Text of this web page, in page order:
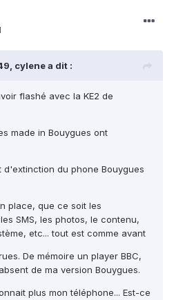
cylene a dit :
flashé avec la KE2 de
made in Bouygues ont
d'extinction du phone Bouygues
place, que ce soit les
SMS, les photos, le contenu,
etc... tout est comme avant
De mémoire un player BBC,
de ma version Bouygues.
plus mon téléphone... Est-ce